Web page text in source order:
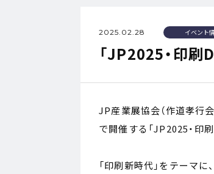
2025.02.28 イベント
「JP2025・印刷
JP産業展協会（作道孝行会
で開催する「JP2025・印
「印刷新時代」をテーマ